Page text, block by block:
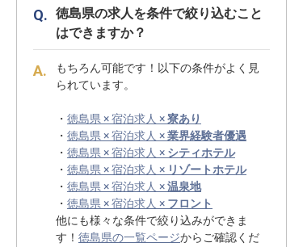
徳島県の求人を条件で絞り込むこと
はできますか？
もちろん可能です！以下の条件がよく見
られています。
・ 徳島県 × 宿泊求人 ×寮あり
・ 徳島県 × 宿泊求人 ×業界経験者優遇
・ 徳島県 × 宿泊求人 × シティホテル
・ 徳島県 × 宿泊求人 × リゾートホテル
・ 徳島県 × 宿泊求人 ×温泉地
・ 徳島県 × 宿泊求人 × フロント
他にも様々な条件で絞り込みができま
す！ 徳島県の一覧ページからご確認くだ